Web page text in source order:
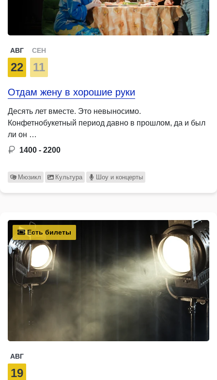
АВГ
22
СЕН
11
Отдам жену в хорошие руки
Десять лет вместе. Это невыносимо.
Конфетнобукетный период давно в прошлом, да и был
ли он …
1400 - 2200
Мюзикл Культура Шоу и концерты
Есть билеты
АВГ
19